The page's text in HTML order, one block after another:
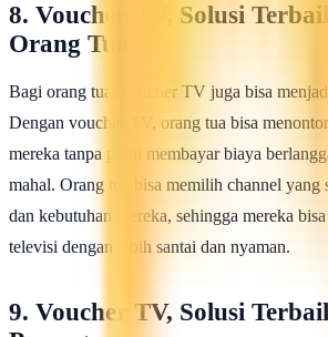
8. Voucher TV, Solusi
Orang Tua
Bagi orang tua, voucher TV juga bisa
Dengan voucher TV, orang tua bisa
mereka tanpa perlu membayar biaya
mahal. Orang tua bisa memilih channel yang
dan kebutuhan mereka, sehingga mereka
televisi dengan lebih santai dan nyaman.
9. Voucher TV, Solusi